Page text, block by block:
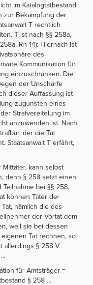
im Katalogtatbestand
zur Bekämpfung der
T rechtlich
T ist nach §§ 258a,
Rn 14): Hiernach ist
des
Kommunikation für
einzuschränken. Die
der Unschärfe
dieser Auffassung ist
zugunsten eines
Strafvereitelung im
anzuwenden ist. Nach
der die Tat
Staatsanwalt T erfährt,
Mittäter, kann selbst
denn § 258 setzt einen
Teilnahme bei §§ 258,
können Täter der
nämlich die des
der Vortat dem
weil sie bei dessen
Tat rechnen, so
allerdings § 258 V
für Amtsträger =
§ 258 ...